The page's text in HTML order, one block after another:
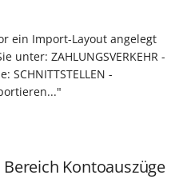
ein Import-Layout angelegt
unter: ZAHLUNGSVERKEHR -
SCHNITTSTELLEN -
Kontoauszüge
Versand)